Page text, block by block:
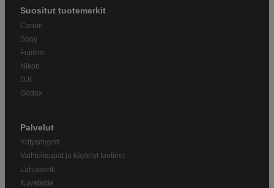
Suositut tuotemerkit
Canon
Sony
Fujifilm
Nikon
DJI
Godox
Palvelut
Yritysmyynti
Vaihtokaupat ja käytetyt tuotteet
Lahjakortti
Kuvataide